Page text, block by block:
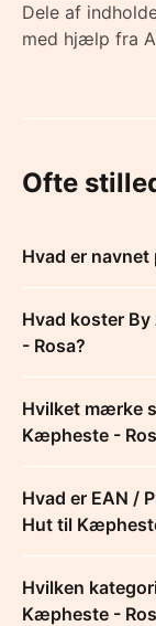
Dele af
med hjælp fra
Ofte
Hvad er
Hvad koster
- Rosa?
Hvilket mærke
Kæpheste -
Hvad er EAN /
Hut til
Hvilken
Kæpheste -